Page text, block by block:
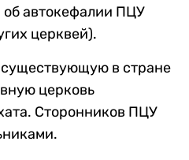
об автокефалии ПЦУ
церквей).
в стране
церковь
Сторонников ПЦУ